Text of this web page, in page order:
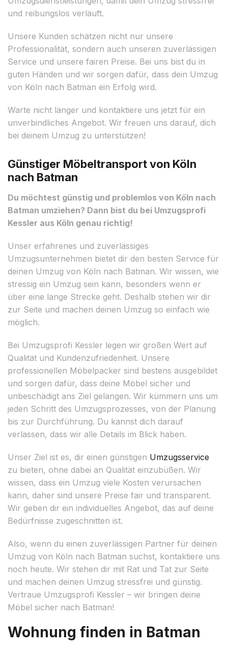
und reibungslos verläuft.
Unsere Kunden schätzen nicht nur unsere
Professionalität, sondern auch unseren zuverlässigen
Service und unsere fairen Preise. Bei uns bist du in
guten Händen und wir sorgen dafür, dass dein Umzug
von Köln nach Batman ein Erfolg wird.
Warte nicht länger und kontaktiere uns jetzt für ein
unverbindliches Angebot. Wir freuen uns darauf, dich
bei deinem Umzug zu unterstützen!
Günstiger Möbeltransport von Köln
nach Batman
Du möchtest günstig und problemlos von Köln nach
Batman umziehen? Dann bist du bei Umzugsprofi
Kessler aus Köln genau richtig!
Unser erfahrenes und zuverlässiges
Umzugsunternehmen bietet dir den besten Service für
deinen Umzug von Köln nach Batman. Wir wissen, wie
stressig ein Umzug sein kann, besonders wenn er
über eine lange Strecke geht. Deshalb stehen wir dir
zur Seite und machen deinen Umzug so einfach wie
möglich.
Bei Umzugsprofi Kessler legen wir großen Wert auf
Qualität und Kundenzufriedenheit. Unsere
professionellen Möbelpacker sind bestens ausgebildet
und sorgen dafür, dass deine Möbel sicher und
unbeschädigt ans Ziel gelangen. Wir kümmern uns um
jeden Schritt des Umzugsprozesses, von der Planung
bis zur Durchführung. Du kannst dich darauf
verlassen, dass wir alle Details im Blick haben.
Unser Ziel ist es, dir einen günstigen Umzugsservice
zu bieten, ohne dabei an Qualität einzubüßen. Wir
wissen, dass ein Umzug viele Kosten verursachen
kann, daher sind unsere Preise fair und transparent.
Wir geben dir ein individuelles Angebot, das auf deine
Bedürfnisse zugeschnitten ist.
Also, wenn du einen zuverlässigen Partner für deinen
Umzug von Köln nach Batman suchst, kontaktiere uns
noch heute. Wir stehen dir mit Rat und Tat zur Seite
und machen deinen Umzug stressfrei und günstig.
Vertraue Umzugsprofi Kessler – wir bringen deine
Möbel sicher nach Batman!
Wohnung finden in Batman